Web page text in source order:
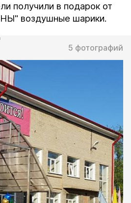
получили в подарок от
воздушные шарики.
5 фотографий